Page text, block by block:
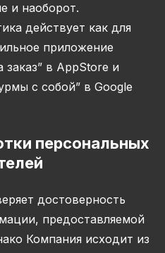
и наоборот.
действует как для
приложение
в AppStore и
с собой” в Google
персональных
достоверность
предоставляемой
Компания исходит из